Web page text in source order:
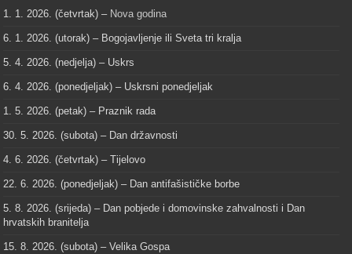
1. 1. 2026. (četvrtak) – Nova godina
6. 1. 2026. (utorak) – Bogojavljenje ili Sveta tri kralja
5. 4. 2026. (nedjelja) – Uskrs
6. 4. 2026. (ponedjeljak) – Uskrsni ponedjeljak
1. 5. 2026. (petak) – Praznik rada
30. 5. 2026. (subota) – Dan državnosti
4. 6. 2026. (četvrtak) – Tijelovo
22. 6. 2026. (ponedjeljak) – Dan antifašističke borbe
5. 8. 2026. (srijeda) – Dan pobjede i domovinske zahvalnosti i Dan
hrvatskih branitelja
15. 8. 2026. (subota) – Velika Gospa